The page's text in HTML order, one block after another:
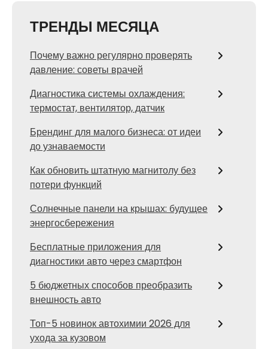
ТРЕНДЫ МЕСЯЦА
Почему важно регулярно проверять
давление: советы врачей
Диагностика системы охлаждения:
термостат, вентилятор, датчик
Брендинг для малого бизнеса: от идеи
до узнаваемости
Как обновить штатную магнитолу без
потери функций
Солнечные панели на крышах: будущее
энергосбережения
Бесплатные приложения для
диагностики авто через смартфон
5 бюджетных способов преобразить
внешность авто
Топ-5 новинок автохимии 2026 для
ухода за кузовом